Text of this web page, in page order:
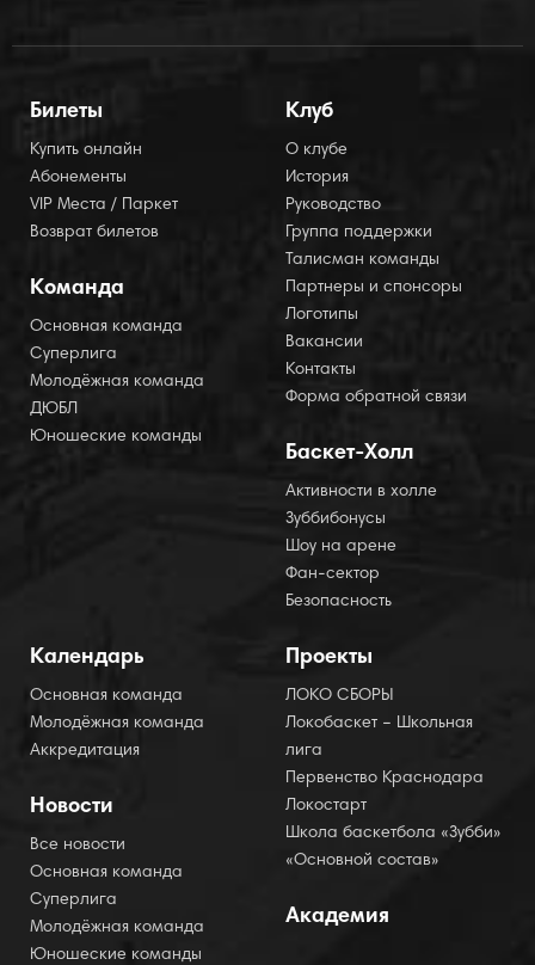
Билеты
Купить онлайн
Абонементы
VIP Места / Паркет
Возврат билетов
Команда
Основная команда
Суперлига
Молодёжная команда
ДЮБЛ
Юношеские команды
Клуб
О клубе
История
Руководство
Группа поддержки
Талисман команды
Партнеры и спонсоры
Логотипы
Вакансии
Контакты
Форма обратной связи
Баскет-Холл
Активности в холле
Зуббибонусы
Шоу на арене
Фан-сектор
Безопасность
Календарь
Основная команда
Молодёжная команда
Аккредитация
Новости
Все новости
Основная команда
Суперлига
Молодёжная команда
Юношеские команды
Проекты
ЛОКО СБОРЫ
Локобаскет – Школьная
лига
Первенство Краснодара
Локостарт
Школа баскетбола «Зубби»
«Основной состав»
Академия